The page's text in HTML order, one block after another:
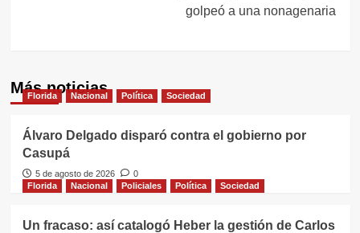
golpeó a una nonagenaria
Más noticias
Florida Nacional Política Sociedad
Álvaro Delgado disparó contra el gobierno por
Casupá
5 de agosto de 2026
0
Florida
Nacional Policiales Política Sociedad
Un fracaso: así catalogó Heber la gestión de Carlos